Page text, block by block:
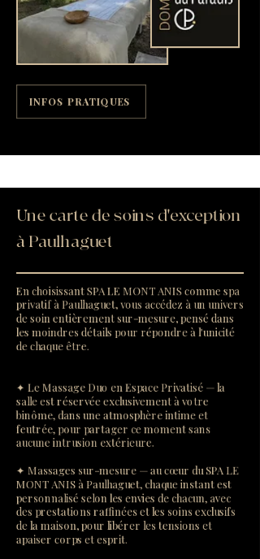
INFOS PRATIQUES
Une carte de soins d'exception
à Paulhaguet
En choisissant SPA LE MONT ANIS comme spa
privatif à Paulhaguet, vous accédez à un univers
de soin entièrement sur-mesure, pensé dans
les moindres détails pour répondre à l'unicité
de chaque être.
✦ Le Massage Duo en Espace Privatisé — la
salle est réservée exclusivement à votre
binôme, dans une atmosphère intime et
feutrée, pour partager ce moment sans
aucune intrusion extérieure.
✦ Massages sur-mesure — au cœur du SPA LE
MONT ANIS à Paulhaguet, chaque instant est
personnalisé selon les envies de chacun, avec
des prestations raffinées et les soins exclusifs
de la maison, pour libérer les tensions et
apaiser corps et esprit.